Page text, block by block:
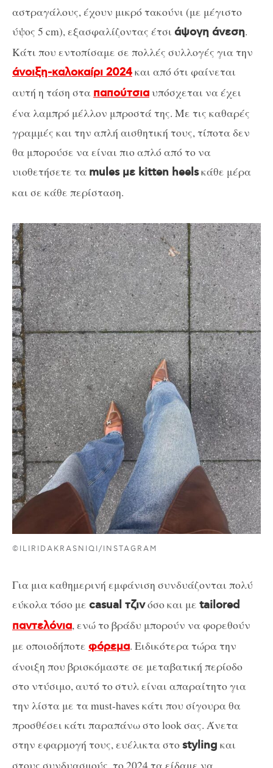
αστραγάλους, έχουν μικρό τακούνι (με μέγιστο
ύψος 5 cm), εξασφαλίζοντας έτσι άψογη άνεση.
Κάτι που εντοπίσαμε σε πολλές συλλογές για την
άνοιξη-καλοκαίρι 2024και από ότι φαίνεται
αυτή η τάση στα παπούτσιαυπόσχεται να έχει
ένα λαμπρό μέλλον μπροστά της. Με τις καθαρές
γραμμές και την απλή αισθητική τους, τίποτα δεν
θα μπορούσε να είναι πιο απλό από το να
υιοθετήσετε τα mules με kitten heelsκάθε μέρα
και σε κάθε περίσταση.
©ILIRIDAKRASNIQI/INSTAGRAM
Για μια καθημερινή εμφάνιση συνδυάζονται πολύ
εύκολα τόσο με casual τζινόσο και με tailored
παντελόνια, ενώ το βράδυ μπορούν να φορεθούν
με οποιοδήποτε φόρεμα. Ειδικότερα τώρα την
άνοιξη που βρισκόμαστε σε μεταβατική περίοδο
στο ντύσιμο, αυτό το στυλ είναι απαραίτητο για
την λίστα με τα must-haves κάτι που σίγουρα θα
προσθέσει κάτι παραπάνω στο look σας. Άνετα
στην εφαρμογή τους, ευέλικτα στοstyling και
στους συνδυασμούς, το 2024 τα είδαμε να